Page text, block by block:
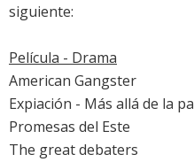
siguiente:
Película - Drama
American Gangster
Expiación - Más allá de la
Promesas del Este
The great debaters